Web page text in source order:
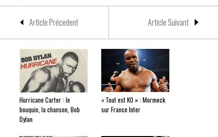
Article Précedent Article Suivant
Hurricane Carter : le
bouquin, la chanson, Bob
Dylan
« Tout est KO » : Mormeck
sur France Inter